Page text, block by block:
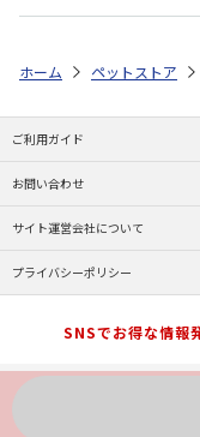
ホーム ペットストア
ご利用ガイド
お問い合わせ
サイト運営会社について
プライバシーポリシー
SNSでお得な情報